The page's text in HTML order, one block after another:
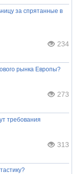
за спрятанные в
234
рынка Европы?
273
требования
313